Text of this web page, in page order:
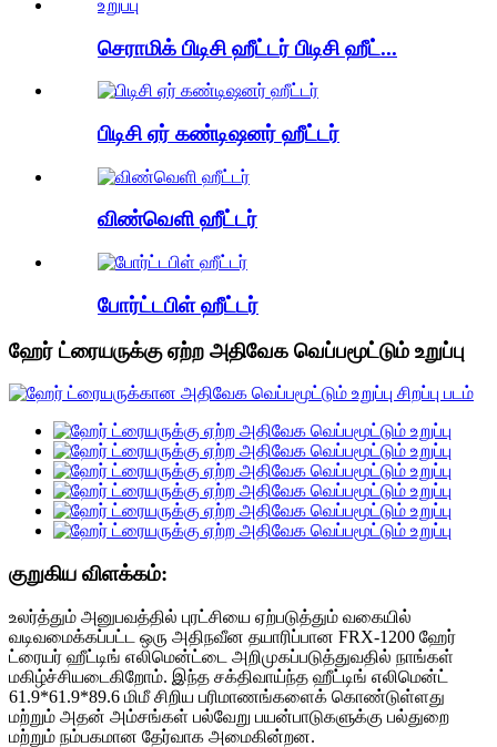
செராமிக் பிடிசி ஹீட்டர் பிடிசி ஹீட்...
பிடிசி ஏர் கண்டிஷனர் ஹீட்டர்
விண்வெளி ஹீட்டர்
போர்ட்டபிள் ஹீட்டர்
ஹேர் ட்ரையருக்கு ஏற்ற அதிவேக வெப்பமூட்டும் உறுப்பு
குறுகிய விளக்கம்:
உலர்த்தும் அனுபவத்தில் புரட்சியை ஏற்படுத்தும் வகையில்
வடிவமைக்கப்பட்ட ஒரு அதிநவீன தயாரிப்பான FRX-1200 ஹேர்
ட்ரையர் ஹீட்டிங் எலிமென்ட்டை அறிமுகப்படுத்துவதில் நாங்கள்
மகிழ்ச்சியடைகிறோம். இந்த சக்திவாய்ந்த ஹீட்டிங் எலிமென்ட்
61.9*61.9*89.6 மிமீ சிறிய பரிமாணங்களைக் கொண்டுள்ளது
மற்றும் அதன் அம்சங்கள் பல்வேறு பயன்பாடுகளுக்கு பல்துறை
மற்றும் நம்பகமான தேர்வாக அமைகின்றன.